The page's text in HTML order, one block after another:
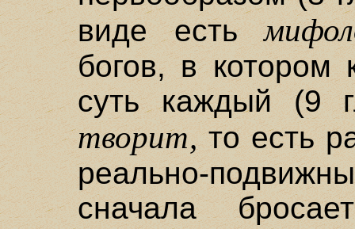
виде есть
богов, в
суть каждый (9
творит,то есть
реально-
сначала